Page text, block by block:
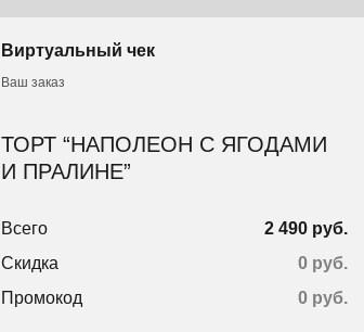
Виртуальный чек
Ваш заказ
ТОРТ “НАПОЛЕОН С ЯГОДАМИ
И ПРАЛИНЕ”
Всего
2 490 руб.
Скидка
0 руб.
Промокод
0 руб.